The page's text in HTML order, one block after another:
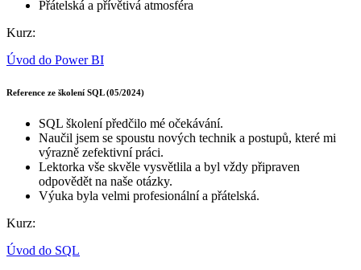
Přátelská a přívětivá atmosféra
Kurz:
Úvod do Power BI
Reference ze školení SQL (05/2024)
SQL školení předčilo mé očekávání.
Naučil jsem se spoustu nových technik a postupů, které mi
výrazně zefektivní práci.
Lektorka vše skvěle vysvětlila a byl vždy připraven
odpovědět na naše otázky.
Výuka byla velmi profesionální a přátelská.
Kurz:
Úvod do SQL